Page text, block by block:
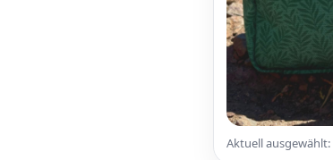
Aktuell ausgewählt: